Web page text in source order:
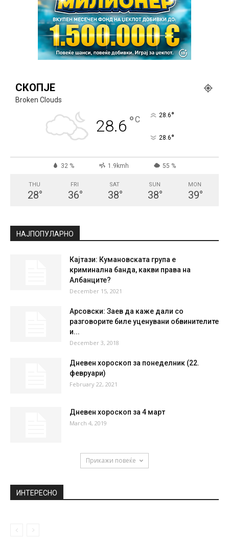
СКОПЈЕ
Broken Clouds
28.6 °C 28.6°
28.6°
32 % 1.9kmh 55 %
THU
28°
FRI
36°
SAT
38°
SUN
38°
MON
39°
НАЈПОПУЛАРНО
Кајтази: Кумановската група е
криминална банда, какви права на
Албанците?
December 15, 2021
Арсовски: Заев да каже дали со
разговорите биле уценувани обвинителите
и...
December 3, 2018
Дневен хороскоп за понеделник (22.
февруари)
February 22, 2021
Дневен хороскоп за 4 март
March 4, 2019
Прикажи повеќе
ИНТЕРЕСНО